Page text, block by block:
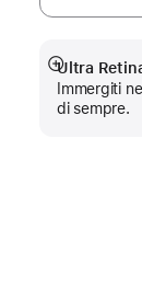
Ultra
Immergiti
di sempre.
Mostra
di
più